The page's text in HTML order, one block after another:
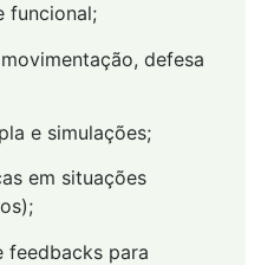
funcional;
defesa
e simulações;
em situações
feedbacks para